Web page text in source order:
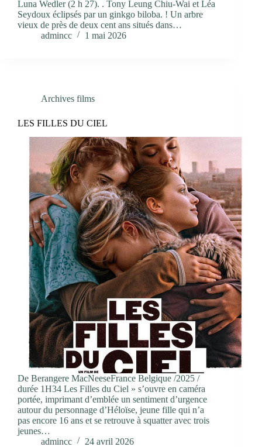
Luna Wedler (2 h 27). . Tony Leung Chiu-Wai et Léa
Seydoux éclipsés par un ginkgo biloba. ! Un arbre
vieux de près de deux cent ans situés dans…
admincc
1 mai 2026
Archives films
LES FILLES DU CIEL
De Berangere MacNeeseFrance Belgique /2025 /
durée 1H34 Les Filles du Ciel » s’ouvre en caméra
portée, imprimant d’emblée un sentiment d’urgence
autour du personnage d’Héloïse, jeune fille qui n’a
pas encore 16 ans et se retrouve à squatter avec trois
jeunes…
admincc
24 avril 2026